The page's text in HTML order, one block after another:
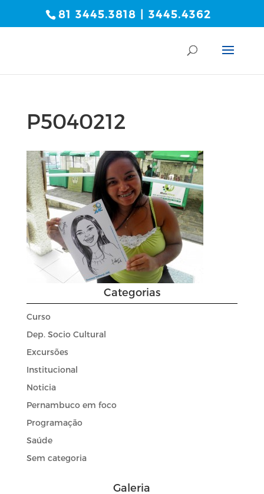
81 3445.3818 | 3445.4362
P5040212
Categorias
Curso
Dep. Socio Cultural
Excursões
Institucional
Noticia
Pernambuco em foco
Programação
Saúde
Sem categoria
Galeria